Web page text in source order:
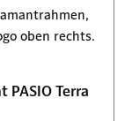
Terra